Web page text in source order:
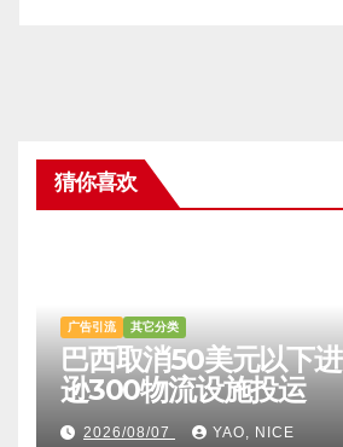
猜你喜欢
广告引流 其它分类
巴西取消50美元以下
逊300物流设施投运
2026/08/07 YAO, NICE